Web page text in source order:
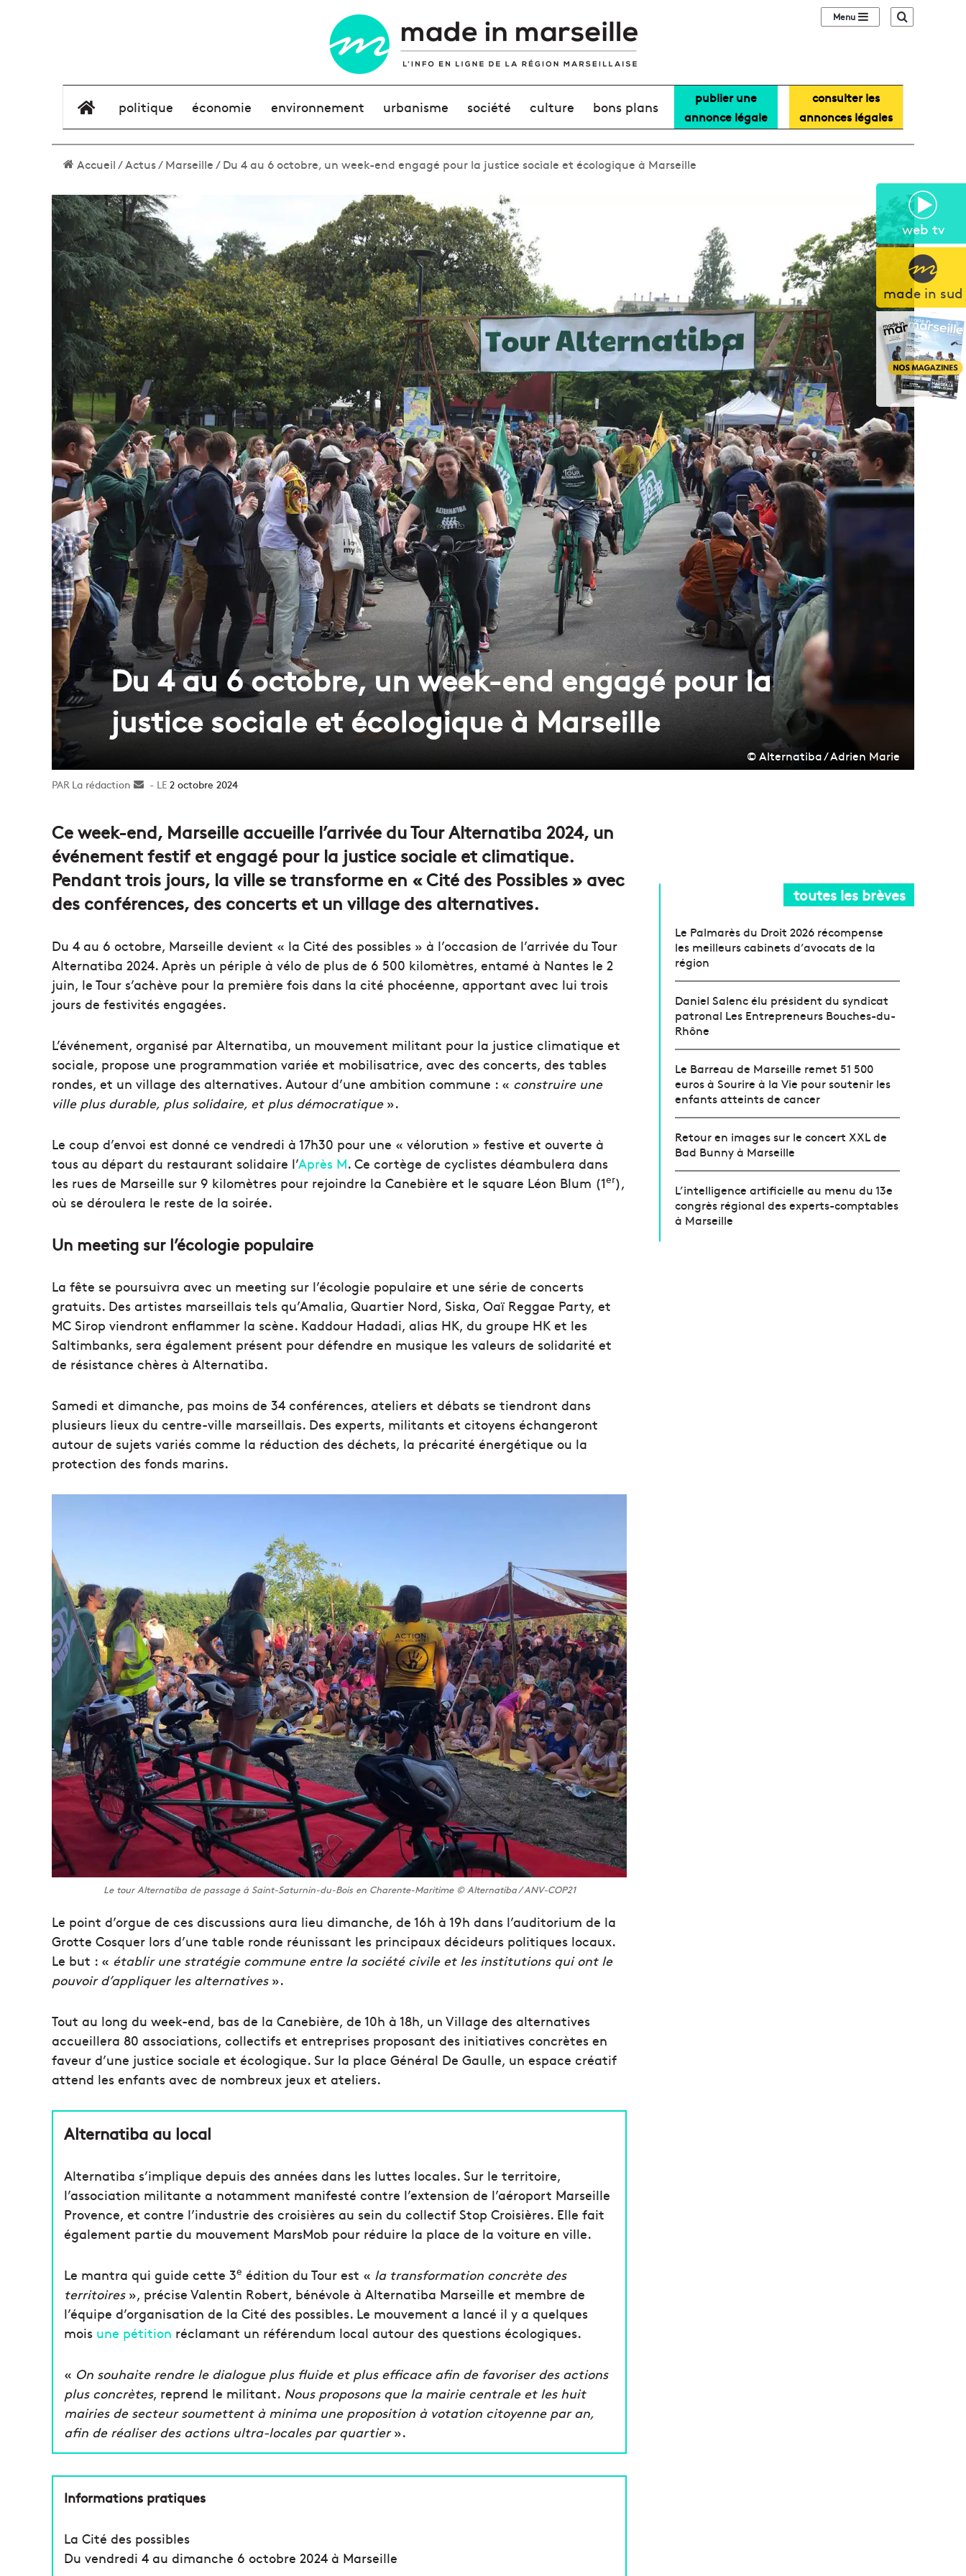
web tv
made in sud
Sidebar (barre
élément de menu
politique économie environnement urbanisme société culture bons plans
publier une
annonce légale
consulter les
annonces légales
Accueil/Actus/Marseille/Du 4 au 6 octobre, un week-end engagé pour la justice sociale et écologique à Marseille
Du 4 au 6 octobre, un week-end engagé pour la
justice sociale et écologique à Marseille
© Alternatiba / Adrien Marie
La rédaction
Envoyer2 octobre 2024
Ce week-end, Marseille accueille l’arrivée du Tour Alternatiba 2024, un
événement festif et engagé pour la justice sociale et climatique.
Pendant trois jours, la ville se transforme en « Cité des Possibles » avec
des conférences, des concerts et un village des alternatives.
Du 4 au 6 octobre, Marseille devient « la Cité des possibles » à l’occasion de l’arrivée du Tour
Alternatiba 2024. Après un périple à vélo de plus de 6 500 kilomètres, entamé à Nantes le 2
juin, le Tour s’achève pour la première fois dans la cité phocéenne, apportant avec lui trois
jours de festivités engagées.
L’événement, organisé par Alternatiba, un mouvement militant pour la justice climatique et
sociale, propose une programmation variée et mobilisatrice, avec des concerts, des tables
rondes, et un village des alternatives. Autour d’une ambition commune : « construire une
ville plus durable, plus solidaire, et plus démocratique».
Le coup d’envoi est donné ce vendredi à 17h30 pour une « vélorution » festive et ouverte à
tous au départ du restaurant solidaire l’Après M. Ce cortège de cyclistes déambulera dans
les rues de Marseille sur 9 kilomètres pour rejoindre la Canebière et le square Léon Blum (1er),
où se déroulera le reste de la soirée.
Un meeting sur l’écologie populaire
La fête se poursuivra avec un meeting sur l’écologie populaire et une série de concerts
gratuits. Des artistes marseillais tels qu’Amalia, Quartier Nord, Siska, Oaï Reggae Party, et
MC Sirop viendront enflammer la scène. Kaddour Hadadi, alias HK, du groupe HK et les
Saltimbanks, sera également présent pour défendre en musique les valeurs de solidarité et
de résistance chères à Alternatiba.
Samedi et dimanche, pas moins de 34 conférences, ateliers et débats se tiendront dans
plusieurs lieux du centre-ville marseillais. Des experts, militants et citoyens échangeront
autour de sujets variés comme la réduction des déchets, la précarité énergétique ou la
protection des fonds marins.
Le tour Alternatiba de passage à Saint-Saturnin-du-Bois en Charente-Maritime © Alternatiba / ANV-COP21
Le point d’orgue de ces discussions aura lieu dimanche, de 16h à 19h dans l’auditorium de la
Grotte Cosquer lors d’une table ronde réunissant les principaux décideurs politiques locaux.
Le but : « établir une stratégie commune entre la société civile et les institutions qui ont le
pouvoir d’appliquer les alternatives».
Tout au long du week-end, bas de la Canebière, de 10h à 18h, un Village des alternatives
accueillera 80 associations, collectifs et entreprises proposant des initiatives concrètes en
faveur d’une justice sociale et écologique. Sur la place Général De Gaulle, un espace créatif
attend les enfants avec de nombreux jeux et ateliers.
Alternatiba au local
Alternatiba s’implique depuis des années dans les luttes locales. Sur le territoire,
l’association militante a notamment manifesté contre l’extension de l’aéroport Marseille
Provence, et contre l’industrie des croisières au sein du collectif Stop Croisières. Elle fait
également partie du mouvement MarsMob pour réduire la place de la voiture en ville.
Le mantra qui guide cette 3e édition du Tour est « la transformation concrète des
territoires», précise Valentin Robert, bénévole à Alternatiba Marseille et membre de
l’équipe d’organisation de la Cité des possibles. Le mouvement a lancé il y a quelques
mois une pétition réclamant un référendum local autour des questions écologiques.
« On souhaite rendre le dialogue plus fluide et plus efficace afin de favoriser des actions
plus concrètes, reprend le militant. Nous proposons que la mairie centrale et les huit
mairies de secteur soumettent à minima une proposition à votation citoyenne par an,
afin de réaliser des actions ultra-locales par quartier».
Informations pratiques
La Cité des possibles
Du vendredi 4 au dimanche 6 octobre 2024 à Marseille
toutes les brèves
Le Palmarès du Droit 2026 récompense
les meilleurs cabinets d’avocats de la
région
Daniel Salenc élu président du syndicat
patronal Les Entrepreneurs Bouches-du-
Rhône
Le Barreau de Marseille remet 51 500
euros à Sourire à la Vie pour soutenir les
enfants atteints de cancer
Retour en images sur le concert XXL de
Bad Bunny à Marseille
L’intelligence artificielle au menu du 13e
congrès régional des experts-comptables
à Marseille